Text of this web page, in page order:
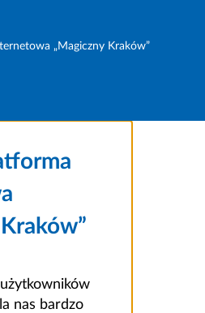
„Magiczny Kraków”
nas bardzo